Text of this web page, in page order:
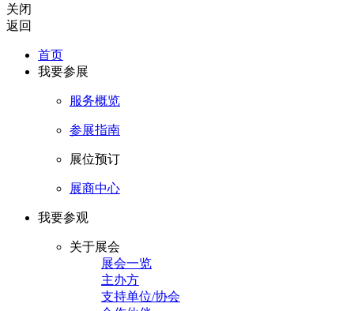
关闭
返回
首页
我要参展
服务概览
参展指南
展位预订
展商中心
我要参观
关于展会
展会一览
主办方
支持单位/协会